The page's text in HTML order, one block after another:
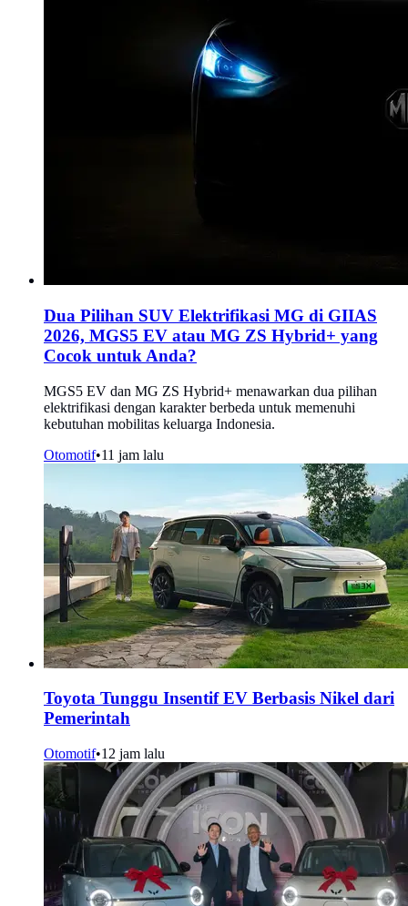
Dua Pilihan SUV Elektrifikasi MG di GIIAS
2026, MGS5 EV atau MG ZS Hybrid+ yang
Cocok untuk Anda?
MGS5 EV dan MG ZS Hybrid+ menawarkan dua pilihan
elektrifikasi dengan karakter berbeda untuk memenuhi
kebutuhan mobilitas keluarga Indonesia.
Otomotif•11 jam lalu
Toyota Tunggu Insentif EV Berbasis Nikel dari
Pemerintah
Otomotif•12 jam lalu